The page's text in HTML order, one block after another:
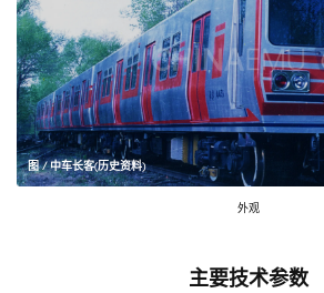
图 / 中车长客(历史资料)
外观
主要技术参数